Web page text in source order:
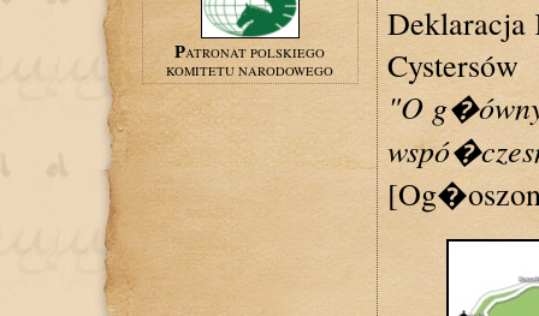
PATRONAT POLSKIEGO
KOMITETU NARODOWEGO
Cystersów
"O